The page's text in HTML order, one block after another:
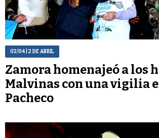
02/04| 2 DE ABRIL
Zamora homenajeó a los
Malvinas con una vigilia
Pacheco